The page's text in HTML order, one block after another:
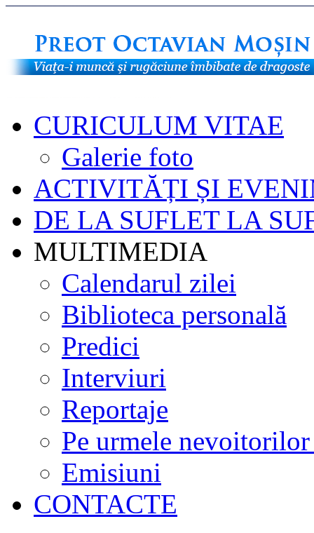
CURICULUM VITAE
Galerie foto
ACTIVITĂȚI ȘI
DE LA SUFLET LA
MULTIMEDIA
Calendarul zilei
Biblioteca personală
Predici
Interviuri
Reportaje
Pe urmele nevoitorilor
Emisiuni
CONTACTE